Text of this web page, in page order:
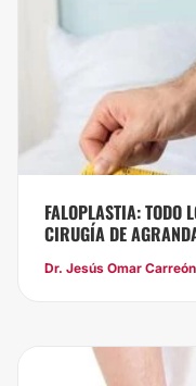
FALOPLASTIA: TODO
CIRUGÍA DE